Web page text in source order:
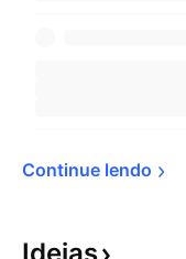
Continue lendo